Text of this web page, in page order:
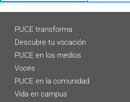
PUCE transforma
Descubre tu vocación
PUCE en los medios
Voces
PUCE en la comunidad
Vida en campus